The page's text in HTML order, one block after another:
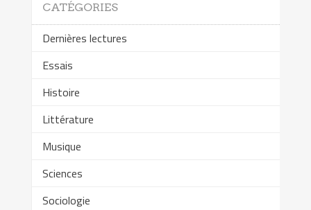
CATÉGORIES
Dernières lectures
Essais
Histoire
Littérature
Musique
Sciences
Sociologie